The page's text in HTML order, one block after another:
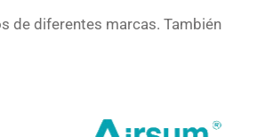
de diferentes marcas. También